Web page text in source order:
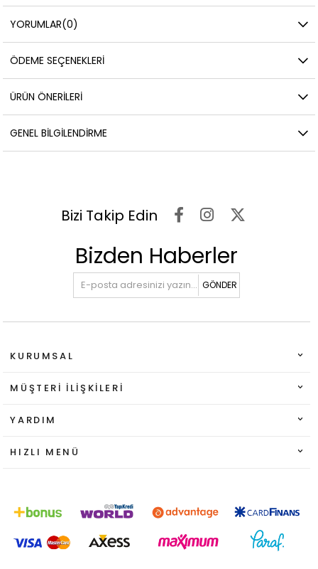
YORUMLAR(0)
ÖDEME SEÇENEKLERI
ÜRÜN ÖNERILERI
GENEL BILGILENDIRME
Bizi Takip Edin
Bizden Haberler
GÖNDER
KURUMSAL
MÜŞTERI İLIŞKILERI
YARDIM
HIZLI MENÜ